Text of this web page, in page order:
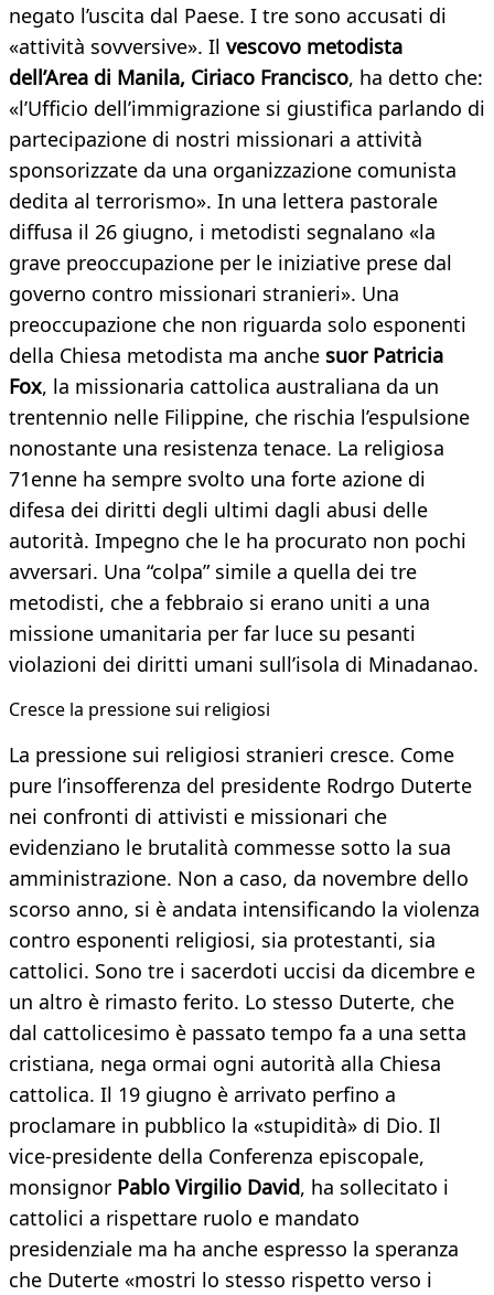
negato l’uscita dal Paese. I tre sono accusati di
«attività sovversive». Il vescovo metodista
dell’Area di Manila, Ciriaco Francisco, ha detto che:
«l’Ufficio dell’immigrazione si giustifica parlando di
partecipazione di nostri missionari a attività
sponsorizzate da una organizzazione comunista
dedita al terrorismo». In una lettera pastorale
diffusa il 26 giugno, i metodisti segnalano «la
grave preoccupazione per le iniziative prese dal
governo contro missionari stranieri». Una
preoccupazione che non riguarda solo esponenti
della Chiesa metodista ma anche suor Patricia
Fox, la missionaria cattolica australiana da un
trentennio nelle Filippine, che rischia l’espulsione
nonostante una resistenza tenace. La religiosa
71enne ha sempre svolto una forte azione di
difesa dei diritti degli ultimi dagli abusi delle
autorità. Impegno che le ha procurato non pochi
avversari. Una “colpa” simile a quella dei tre
metodisti, che a febbraio si erano uniti a una
missione umanitaria per far luce su pesanti
violazioni dei diritti umani sull’isola di Minadanao.
Cresce la pressione sui religiosi
La pressione sui religiosi stranieri cresce. Come
pure l’insofferenza del presidente Rodrgo Duterte
nei confronti di attivisti e missionari che
evidenziano le brutalità commesse sotto la sua
amministrazione. Non a caso, da novembre dello
scorso anno, si è andata intensificando la violenza
contro esponenti religiosi, sia protestanti, sia
cattolici. Sono tre i sacerdoti uccisi da dicembre e
un altro è rimasto ferito. Lo stesso Duterte, che
dal cattolicesimo è passato tempo fa a una setta
cristiana, nega ormai ogni autorità alla Chiesa
cattolica. Il 19 giugno è arrivato perfino a
proclamare in pubblico la «stupidità» di Dio. Il
vice-presidente della Conferenza episcopale,
monsignor Pablo Virgilio David, ha sollecitato i
cattolici a rispettare ruolo e mandato
presidenziale ma ha anche espresso la speranza
che Duterte «mostri lo stesso rispetto verso i